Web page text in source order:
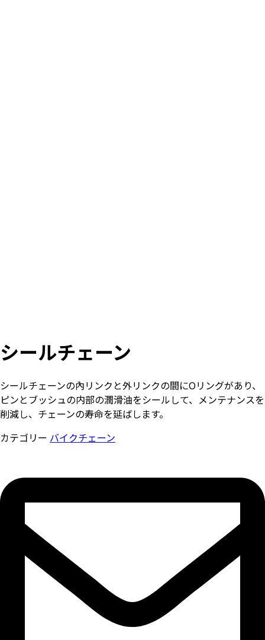
シールチェーン
シールチェーンの內リンクと外リンクの間にOリングがあり、
ピンとブッシュの内部の潤滑油をシールして、メンテナンスを
削減し、チェーンの寿命を延ばします。
カテゴリー バイクチェーン